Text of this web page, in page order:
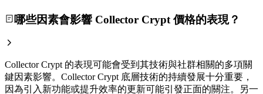
哪些因素會影響 Collector Crypt 價格的表現？
Collector Crypt 的表現可能會受到其技術與社群相關的多項關
鍵因素影響。Collector Crypt 底層技術的持續發展十分重要，
因為引入新功能或提升效率的更新可能引發正面的關注。另一